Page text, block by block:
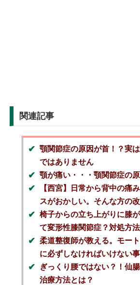
関連記事
顎関節症の原因が首！？実
ではありません
顎が痛い・・・顎関節症の
【西宮】日常から背中の痛
スがおかしい。そんな方の
椅子からの立ち上がりに膝
て変形性膝関節症？対処方
柔道整復師が教える。モー
に必ずしなければいけない事
ぎっくり腰ではない？！仙
治療方法とは？